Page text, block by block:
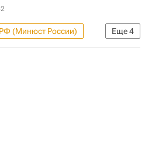
Еще4
(Минюст России)